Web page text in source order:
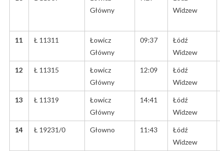
Główny
Widzew
11 Ł 11311
Łowicz
Główny
09:37
Łódź
Widzew
12 Ł 11315
Łowicz
Główny
12:09
Łódź
Widzew
13 Ł 11319
Łowicz
Główny
14:41
Łódź
Widzew
14 Ł 19231/0 Głowno 11:43
Łódź
Widzew